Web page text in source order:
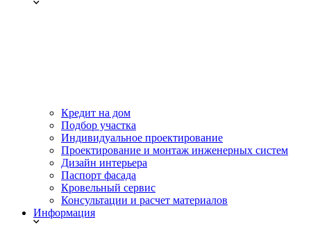
Кредит на дом
Подбор участка
Индивидуальное проектирование
Проектирование и монтаж инженерных систем
Дизайн интерьера
Паспорт фасада
Кровельный сервис
Консультации и расчет материалов
Информация